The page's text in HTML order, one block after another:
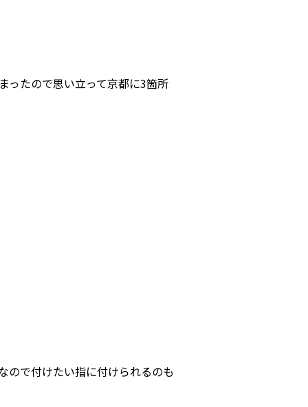
ったので思い立って京都に3箇所
ので付けたい指に付けられるのも